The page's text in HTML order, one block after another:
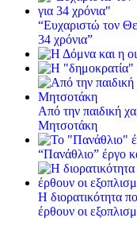
“Ευχαριστώ τον
34 χρόνια”
Από την παιδική
Μητσοτάκη
“Πανάθλιο” έργο
Η διορατικότητα
έρθουν οι